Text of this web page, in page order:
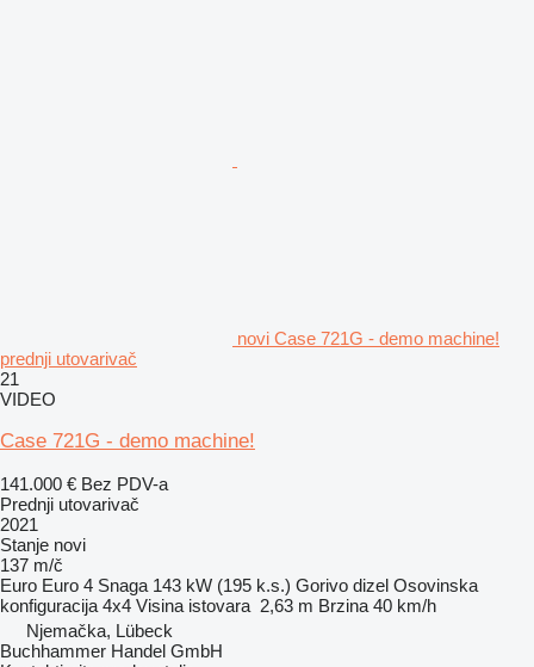
novi Case 721G - demo machine!
prednji utovarivač
21
VIDEO
Case 721G - demo machine!
141.000 € Bez PDV-a
Prednji utovarivač
2021
Stanje novi
137 m/č
Euro Euro 4 Snaga 143 kW (195 k.s.) Gorivo dizel Osovinska
konfiguracija 4x4 Visina istovara 2,63 m Brzina 40 km/h
Njemačka, Lübeck
Buchhammer Handel GmbH